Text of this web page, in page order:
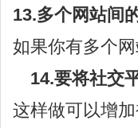
13.多个网站间
如果你有多个
14.要将社交
这样做可以增